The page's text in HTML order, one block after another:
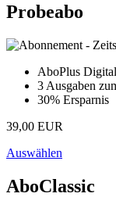
Probeabo
AboPlus
3 Ausgaben
30% Ersparnis
39,00 EUR
Auswählen
AboClassic